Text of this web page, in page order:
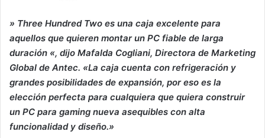
» Three Hundred Two es una caja excelente para
aquellos que quieren montar un PC fiable de larga
duración «, dijo Mafalda Cogliani, Directora de Marketing
Global de Antec. «La caja cuenta con refrigeración y
grandes posibilidades de expansión, por eso es la
elección perfecta para cualquiera que quiera construir
un PC para gaming nueva asequibles con alta
funcionalidad y diseño.»